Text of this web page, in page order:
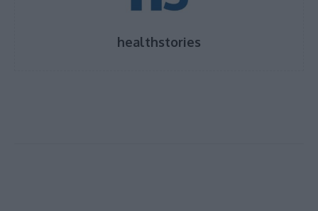
healthstories